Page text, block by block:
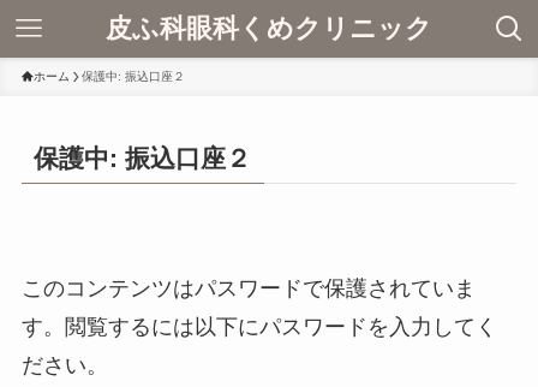
皮ふ科眼科くめクリニック
ホーム 保護中: 振込口座２
保護中: 振込口座２
このコンテンツはパスワードで保護されていま
す。閲覧するには以下にパスワードを入力してく
ださい。